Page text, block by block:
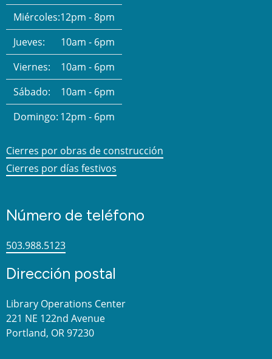
Miércoles:12pm - 8pm
Jueves:
10am - 6pm
Viernes:
10am - 6pm
Sábado:
10am - 6pm
Domingo: 12pm - 6pm
Cierres por obras de construcción
Cierres por días festivos
Número de teléfono
503.988.5123
Dirección postal
Library Operations Center
221 NE 122nd Avenue
Portland, OR 97230